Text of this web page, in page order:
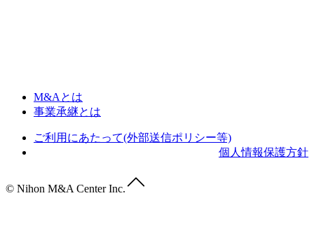
M&Aとは
事業承継とは
ご利用にあたって(外部送信ポリシー等)
個人情報保護方針
© Nihon M&A Center Inc.